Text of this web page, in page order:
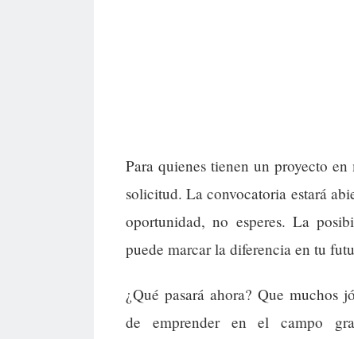
Para quienes tienen un proyecto
solicitud. La convocatoria estará
oportunidad, no esperes. La
puede marcar la diferencia en tu
¿Qué pasará ahora? Que muchos
de emprender en el campo